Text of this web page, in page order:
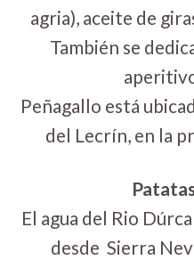
agria), aceite de
También se
Peñagallo está
del Lecrín, en la
El agua del Rio
desde Sierra